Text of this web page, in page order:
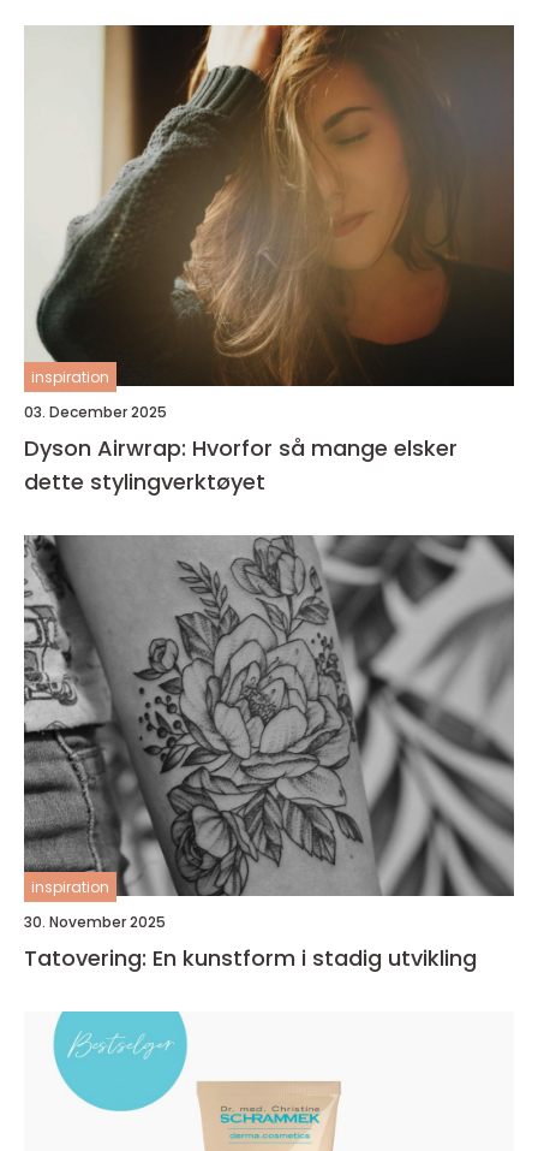
inspiration
03. December 2025
Dyson Airwrap: Hvorfor så mange elsker
dette stylingverktøyet
inspiration
30. November 2025
Tatovering: En kunstform i stadig utvikling